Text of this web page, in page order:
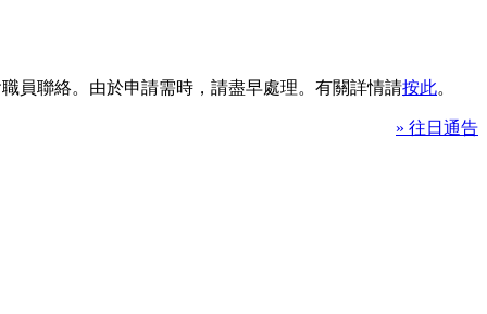
員聯絡。由於申請需時，請盡早處理。有關詳情請按此。
» 往日通告